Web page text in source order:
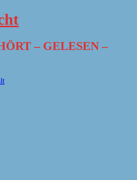
– GELESEN –